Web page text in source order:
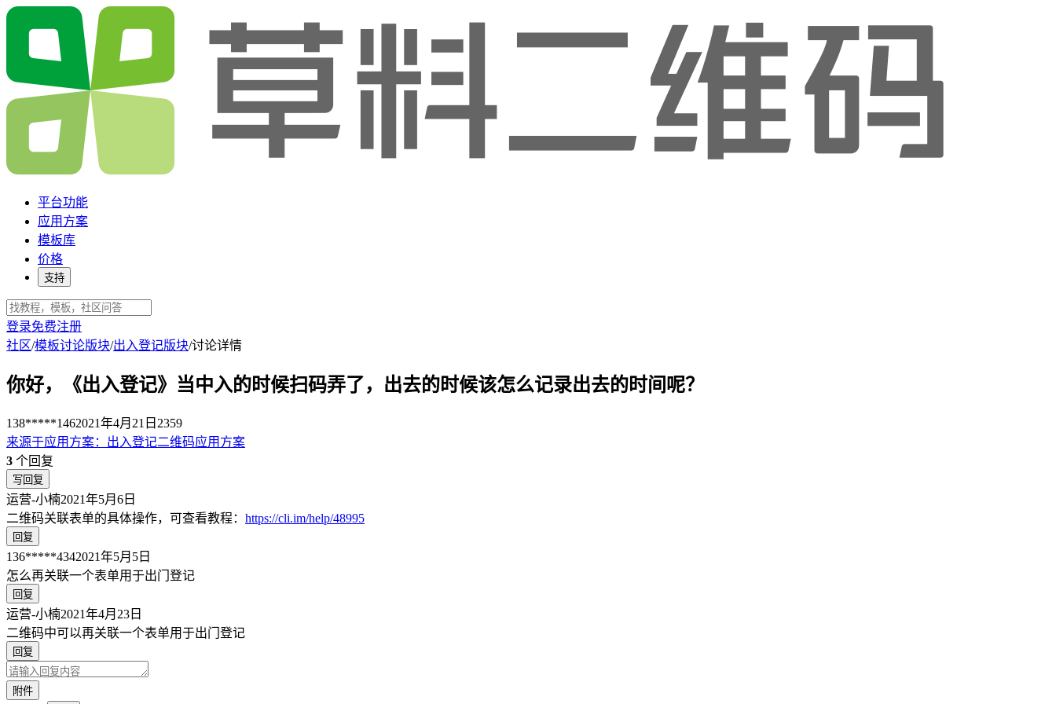
平台功能
应用方案
模板库
价格
支持
登录免费注册
社区/模板讨论版块/出入登记版块/讨论详情
你好，《出入登记》当中入的时候扫码弄了，出去的时候该怎么记录出去的时间呢？
138*****1462021年4月21日 2359
来源于应用方案： 出入登记二维码应用方案
3 个回复
写回复
运营-小楠2021年5月6日
二维码关联表单的具体操作，可查看教程： https://cli.im/help/48995
回复
136*****4342021年5月5日
怎么再关联一个表单用于出门登记
回复
运营-小楠2021年4月23日
二维码中可以再关联一个表单用于出门登记
回复
附件